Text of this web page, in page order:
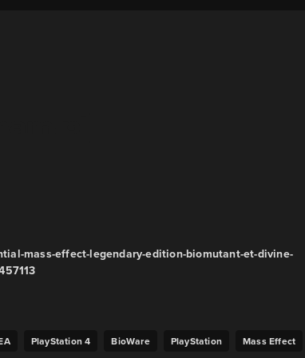
mass-effect-legendary-edition-biomutant-et-divine-
PlayStation 4 BioWare PlayStation Mass Effect